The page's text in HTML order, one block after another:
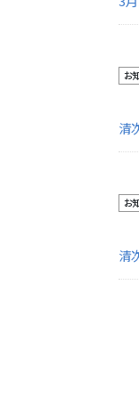
お
清
お
清